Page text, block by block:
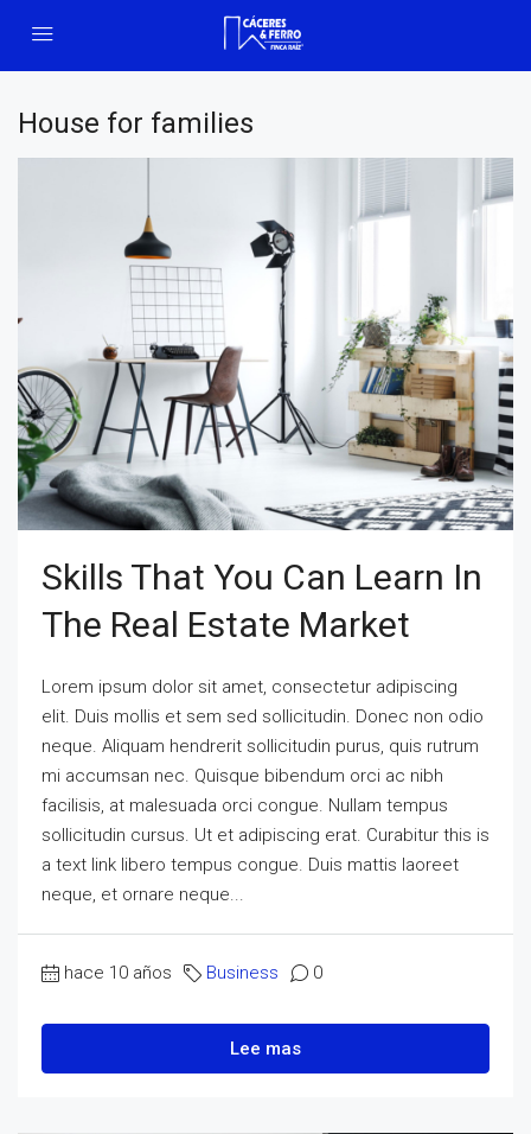
House for families
Skills That You Can Learn In
The Real Estate Market
Lorem ipsum dolor sit amet, consectetur adipiscing
elit. Duis mollis et sem sed sollicitudin. Donec non odio
neque. Aliquam hendrerit sollicitudin purus, quis rutrum
mi accumsan nec. Quisque bibendum orci ac nibh
facilisis, at malesuada orci congue. Nullam tempus
sollicitudin cursus. Ut et adipiscing erat. Curabitur this is
a text link libero tempus congue. Duis mattis laoreet
neque, et ornare neque...
hace 10 años Business 0
Lee mas